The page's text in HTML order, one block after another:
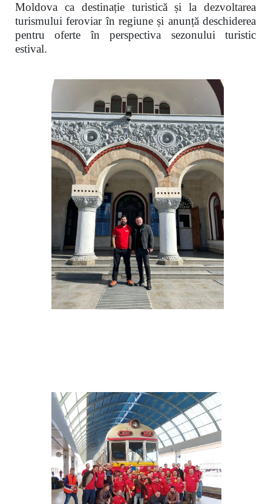
Moldova ca destinație turistică și la dezvoltarea
turismului feroviar în regiune și anunță deschiderea
pentru oferte în perspectiva sezonului turistic
estival.